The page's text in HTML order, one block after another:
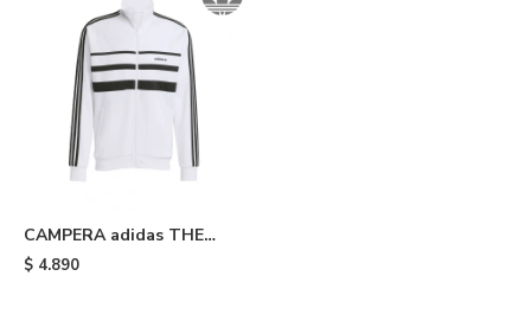
CAMPERA adidas THE
FIRST - White & Black
$ 4.890